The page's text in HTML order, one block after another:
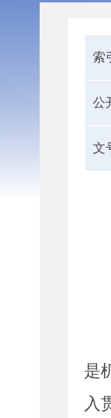
索
公
文
是
入